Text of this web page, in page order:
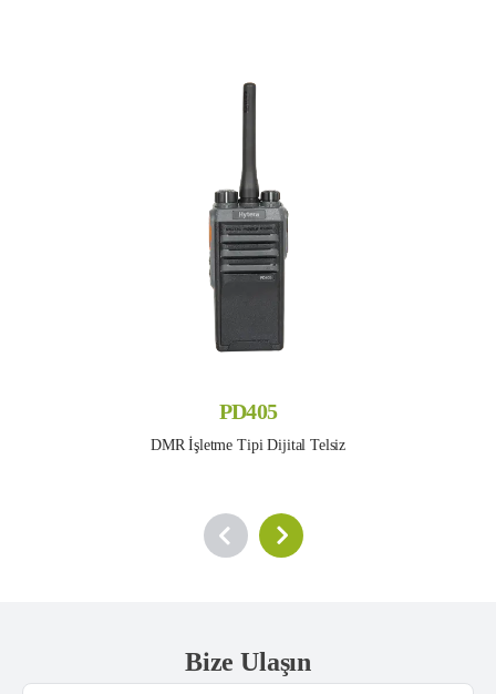
PD405
DMR İşletme Tipi Dijital Telsiz
Bize Ulaşın